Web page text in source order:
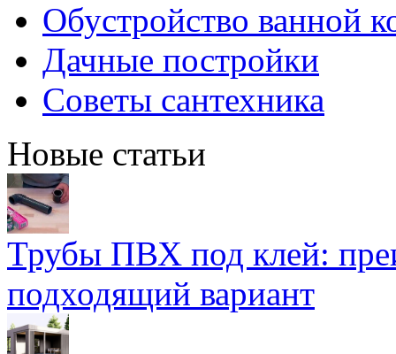
Обустройство ванной
Дачные постройки
Советы сантехника
Новые статьи
Трубы ПВХ под клей:
подходящий вариант